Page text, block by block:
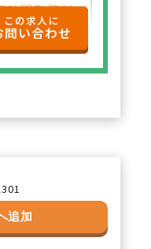
時間勤務制
」利用で
たって育児
く、全国転
この求人に
問い合わせ
追加